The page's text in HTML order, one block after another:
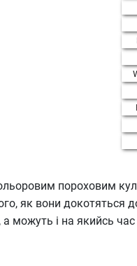
пороховим
як вони докотяться
а можуть і на якийсь